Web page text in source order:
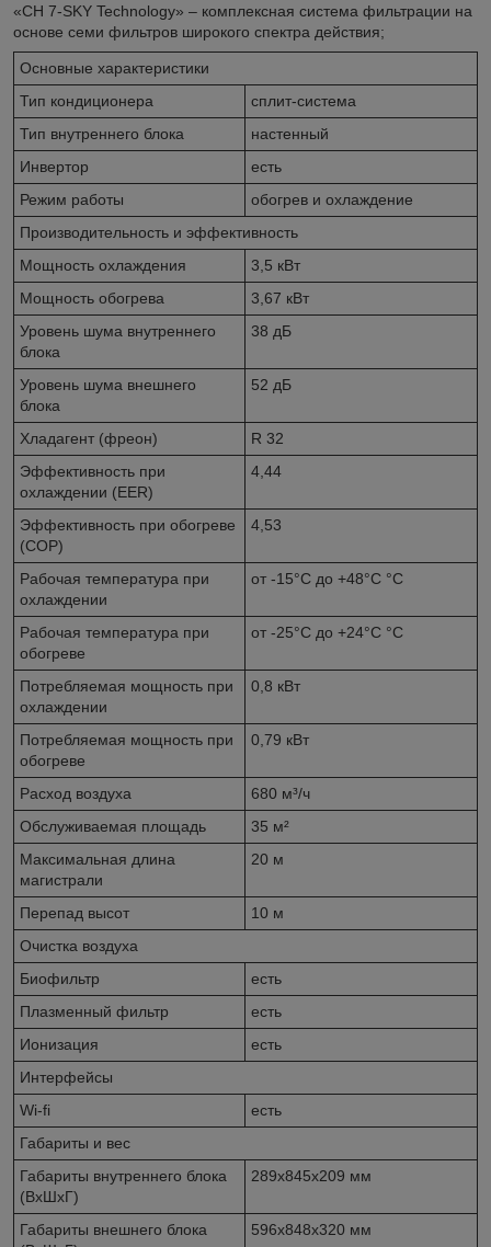
«CH 7-SKY Technology» – комплексная система фильтрации на
основе семи фильтров широкого спектра действия;
Основные характеристики
Тип кондиционера
сплит-система
Тип внутреннего блока
настенный
Инвертор
есть
Режим работы
обогрев и охлаждение
Производительность и эффективность
Мощность охлаждения
3,5 кВт
Мощность обогрева
3,67 кВт
Уровень шума внутреннего
блока
38 дБ
Уровень шума внешнего
блока
52 дБ
Хладагент (фреон)
R 32
Эффективность при
охлаждении (EER)
4,44
Эффективность при обогреве
(COP)
4,53
Рабочая температура при
охлаждении
от -15°С до +48°C °С
Рабочая температура при
обогреве
от -25°С до +24°C °С
Потребляемая мощность при
охлаждении
0,8 кВт
Потребляемая мощность при
обогреве
0,79 кВт
Расход воздуха
680 м³/ч
Обслуживаемая площадь
35 м²
Максимальная длина
магистрали
20 м
Перепад высот
10 м
Очистка воздуха
Биофильтр
есть
Плазменный фильтр
есть
Ионизация
есть
Интерфейсы
Wi-fi
есть
Габариты и вес
Габариты внутреннего блока
(ВхШхГ)
289x845x209 мм
Габариты внешнего блока
596x848x320 мм